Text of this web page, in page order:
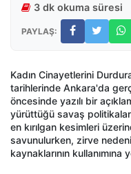
3 dk okuma süresi
PAYLAŞ:
Kadın Cinayetlerini
tarihlerinde Ankara'da
öncesinde yazılı bir
yürüttüğü savaş
en kırılgan kesimleri
savunulurken, zirve
kaynaklarının